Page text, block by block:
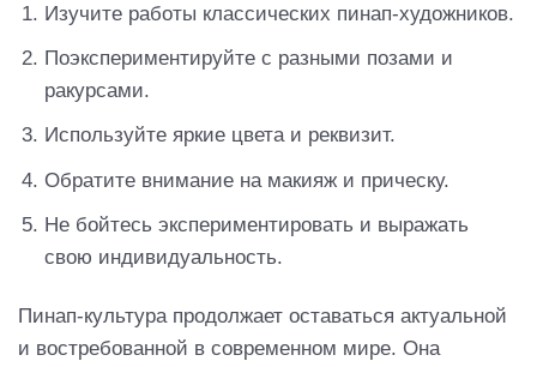
Изучите работы классических пинап-художников.
Поэкспериментируйте с разными позами и
ракурсами.
Используйте яркие цвета и реквизит.
Обратите внимание на макияж и прическу.
Не бойтесь экспериментировать и выражать
свою индивидуальность.
Пинап-культура продолжает оставаться актуальной
и востребованной в современном мире. Она